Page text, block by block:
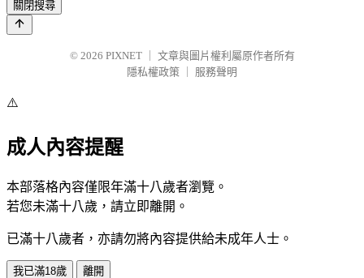
關閉搜尋
© 2026 PIXNET
文章與圖片權利屬原作者所有
隱私權政策
服務聲明
⚠️
成人內容提醒
本部落格內容僅限年滿十八歲者瀏覽。
若您未滿十八歲，請立即離開。
已滿十八歲者，亦請勿將內容提供給未成年人士。
我已滿18歲 離開